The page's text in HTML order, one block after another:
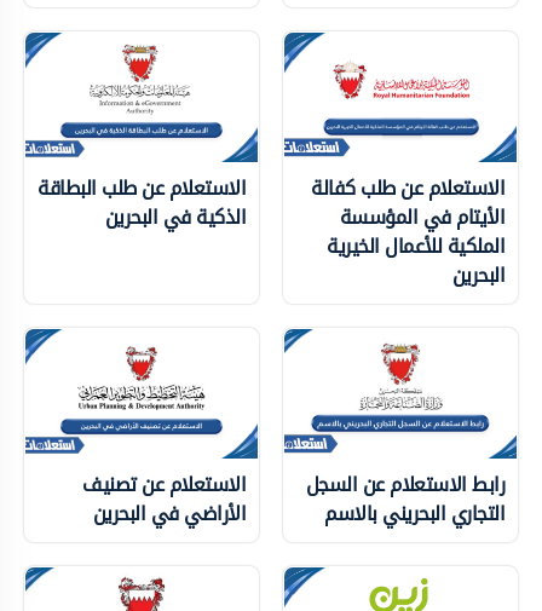
الاستعلام عن طلب كفالة
الأيتام في المؤسسة
الملكية للأعمال الخيرية
البحرين
الاستعلام عن طلب البطاقة
الذكية في البحرين
رابط الاستعلام عن السجل
التجاري البحريني بالاسم
الاستعلام عن تصنيف
الأراضي في البحرين